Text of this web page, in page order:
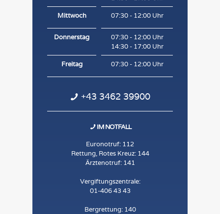
Mittwoch 07:30 - 12:00 Uhr
Donnerstag
07:30 - 12:00 Uhr
14:30 - 17:00 Uhr
Freitag 07:30 - 12:00 Uhr
+43 3462 39900
IM NOTFALL
Euronotruf: 112
Rettung, Rotes Kreuz: 144
Ärztenotruf: 141
Vergiftungszentrale:
01-406 43 43
Bergrettung: 140